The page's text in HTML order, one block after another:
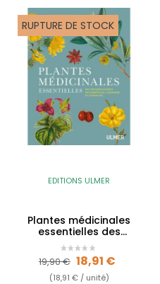
RUPTURE DE STOCK
EDITIONS ULMER
Plantes médicinales
essentielles des
pharmacopées
occidentale,...
Prix de base
19,90 € Prix
18,91 €
(18,91 € / unité)